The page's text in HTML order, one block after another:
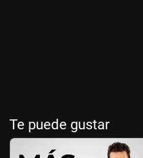
Te puede gustar